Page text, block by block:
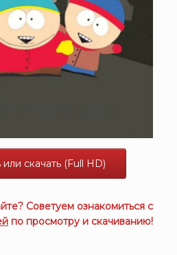
скачать (Full HD)
Советуем ознакомиться с
по просмотру и скачиванию!